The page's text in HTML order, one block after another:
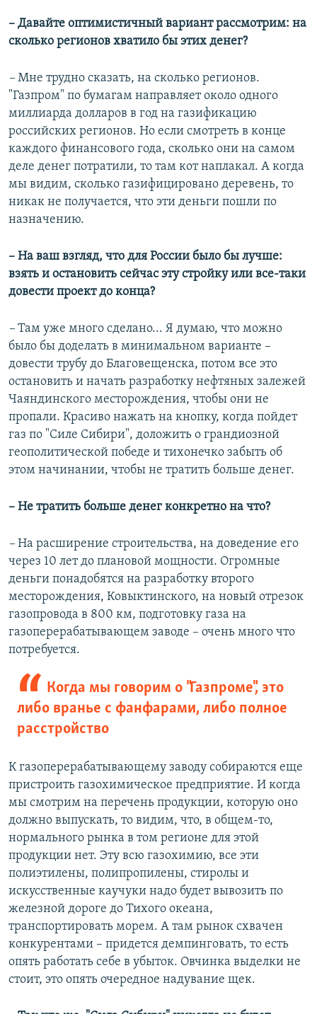
– Давайте оптимистичный вариант рассмотрим: на
сколько регионов хватило бы этих денег?
– Мне трудно сказать, на сколько регионов.
"Газпром" по бумагам направляет около одного
миллиарда долларов в год на газификацию
российских регионов. Но если смотреть в конце
каждого финансового года, сколько они на самом
деле денег потратили, то там кот наплакал. А когда
мы видим, сколько газифицировано деревень, то
никак не получается, что эти деньги пошли по
назначению.
– На ваш взгляд, что для России было бы лучше:
взять и остановить сейчас эту стройку или все-таки
довести проект до конца?
– Там уже много сделано... Я думаю, что можно
было бы доделать в минимальном варианте –
довести трубу до Благовещенска, потом все это
остановить и начать разработку нефтяных залежей
Чаяндинского месторождения, чтобы они не
пропали. Красиво нажать на кнопку, когда пойдет
газ по "Силе Сибири", доложить о грандиозной
геополитической победе и тихонечко забыть об
этом начинании, чтобы не тратить больше денег.
– ​Не тратить больше денег конкретно на что?
– На расширение строительства, на доведение его
через 10 лет до плановой мощности. Огромные
деньги понадобятся на разработку второго
месторождения, Ковыктинского, на новый отрезок
газопровода в 800 км, подготовку газа на
газоперерабатывающем заводе – очень много что
потребуется.
Когда мы говорим о "Газпроме", это
либо вранье с фанфарами, либо полное
расстройство
К газоперерабатывающему заводу собираются еще
пристроить газохимическое предприятие. И когда
мы смотрим на перечень продукции, которую оно
должно выпускать, то видим, что, в общем-то,
нормального рынка в том регионе для этой
продукции нет. Эту всю газохимию, все эти
полиэтилены, полипропилены, стиролы и
искусственные каучуки надо будет вывозить по
железной дороге до Тихого океана,
транспортировать морем. А там рынок схвачен
конкурентами – придется демпинговать, то есть
опять работать себе в убыток. Овчинка выделки не
стоит, это опять очередное надувание щек.